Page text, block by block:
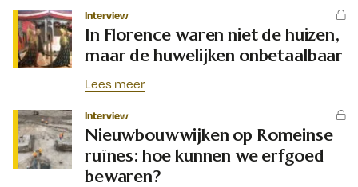
Interview
In Florence waren niet de huizen,
maar de huwelijken onbetaalbaar
Lees meer
Interview
Nieuwbouwwijken op Romeinse
ruïnes: hoe kunnen we erfgoed
bewaren?